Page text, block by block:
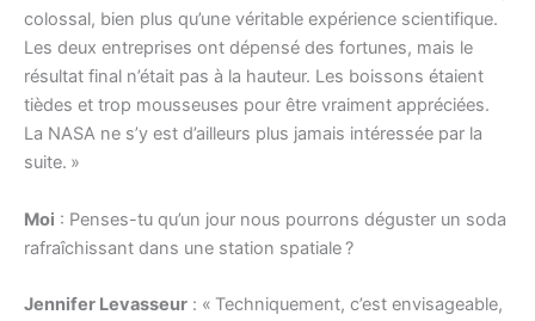
colossal, bien plus qu’une véritable expérience scientifique.
Les deux entreprises ont dépensé des fortunes, mais le
résultat final n’était pas à la hauteur. Les boissons étaient
tièdes et trop mousseuses pour être vraiment appréciées.
La NASA ne s’y est d’ailleurs plus jamais intéressée par la
suite. »
Moi : Penses-tu qu’un jour nous pourrons déguster un soda
rafraîchissant dans une station spatiale ?
Jennifer Levasseur : « Techniquement, c’est envisageable,